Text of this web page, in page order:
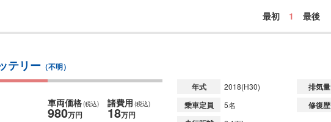
最初 1 最後
テリー （不明）
車両価格(税込)
980万円
諸費用 (税込)
18万円
年式 2018(H30) 排気量
乗車定員 5名 修復歴